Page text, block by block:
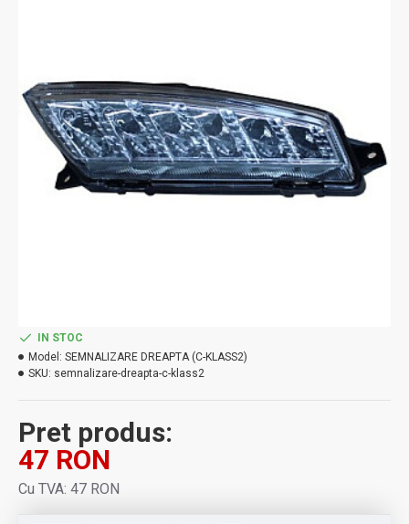
Pret produs:
47 RON
Cu TVA: 47 RON
IN STOC
Model: SEMNALIZARE DREAPTA (C-KLASS2)
SKU: semnalizare-dreapta-c-klass2